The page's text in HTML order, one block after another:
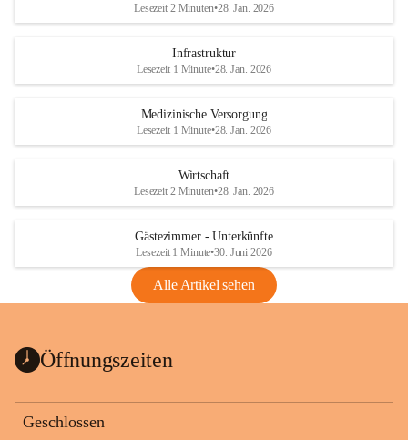
Lesezeit 2 Minuten•28. Jan. 2026
Infrastruktur
Lesezeit 1 Minute•28. Jan. 2026
Medizinische Versorgung
Lesezeit 1 Minute•28. Jan. 2026
Wirtschaft
Lesezeit 2 Minuten•28. Jan. 2026
Gästezimmer - Unterkünfte
Lesezeit 1 Minute•30. Juni 2026
Alle Artikel sehen
Öffnungszeiten
Geschlossen